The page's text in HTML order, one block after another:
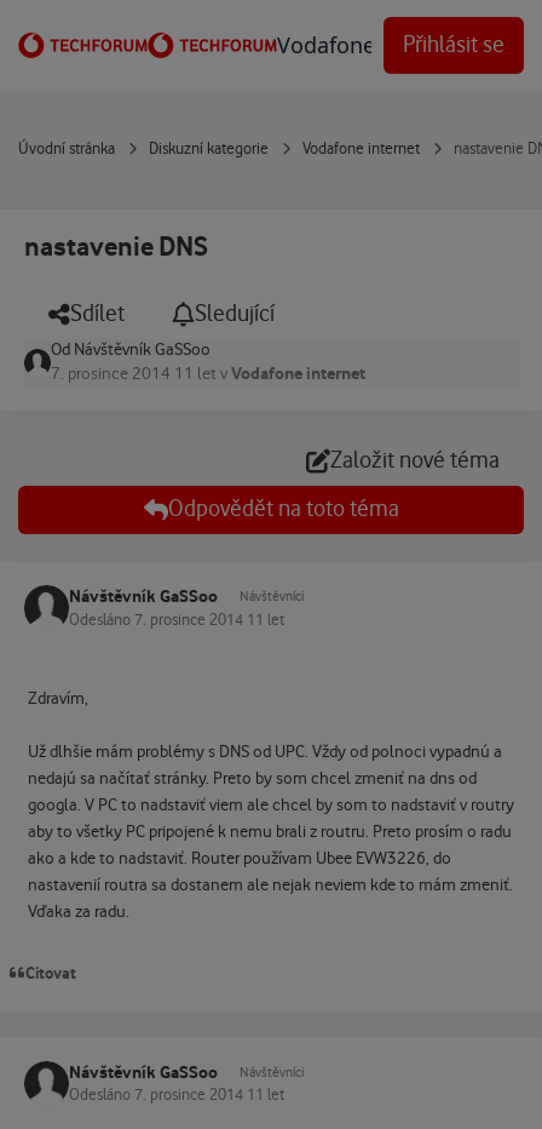
Vodafone Techforum
Přihlásit se
Úvodní stránka Diskuzní kategorie Vodafone internet nastavenie
nastavenie DNS
Sdílet Sledující
Od Návštěvník GaSSoo
7. prosince 2014 11 let vVodafone internet
Založit nové téma
Odpovědět na toto téma
Návštěvník GaSSoo Návštěvníci
Odesláno 7. prosince 2014 11 let
Zdravím,
Už dlhšie mám problémy s DNS od UPC. Vždy od polnoci vypadnú a
nedajú sa načítať stránky. Preto by som chcel zmeniť na dns od
googla. V PC to nadstaviť viem ale chcel by som to nadstaviť v routry
aby to všetky PC pripojené k nemu brali z routru. Preto prosím o radu
ako a kde to nadstaviť. Router používam Ubee EVW3226, do
nastavenií routra sa dostanem ale nejak neviem kde to mám zmeniť.
Vďaka za radu.
Citovat
Návštěvník GaSSoo Návštěvníci
Odesláno 7. prosince 2014 11 let